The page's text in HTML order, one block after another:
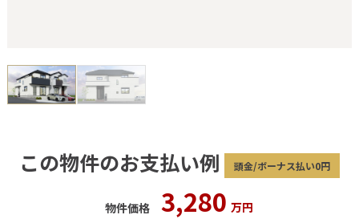
この物件のお支払い例 頭金/ボーナス払い0円
物件価格 3,280 万円